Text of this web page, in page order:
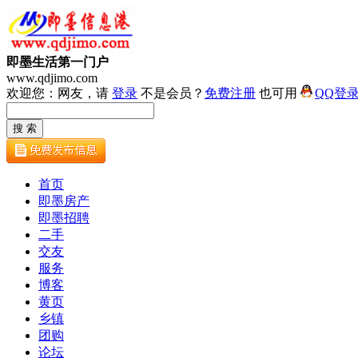
即墨生活第一门户
www.qdjimo.com
欢迎您：网友，请 登录 不是会员？ 免费注册 也可用 QQ登
首页
即墨房产
即墨招聘
二手
交友
服务
博客
黄页
乡镇
团购
论坛